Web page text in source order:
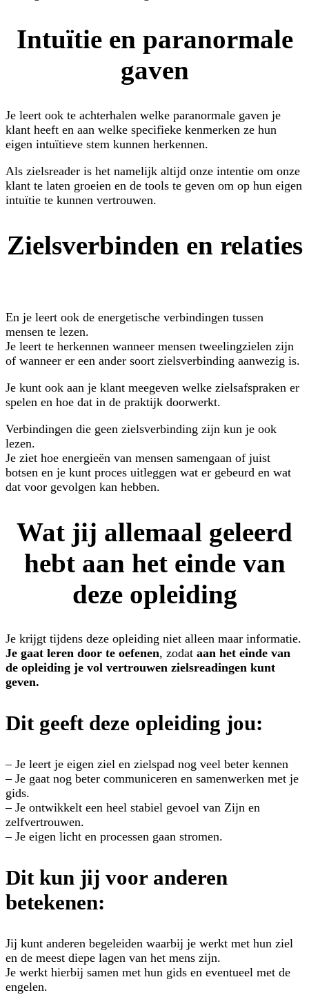
Intuïtie en paranormale
gaven
Je leert ook te achterhalen welke paranormale gaven je
klant heeft en aan welke specifieke kenmerken ze hun
eigen intuïtieve stem kunnen herkennen.
Als zielsreader is het namelijk altijd onze intentie om onze
klant te laten groeien en de tools te geven om op hun eigen
intuïtie te kunnen vertrouwen.
Zielsverbinden en relaties
En je leert ook de energetische verbindingen tussen
mensen te lezen.
Je leert te herkennen wanneer mensen tweelingzielen zijn
of wanneer er een ander soort zielsverbinding aanwezig is.
Je kunt ook aan je klant meegeven welke zielsafspraken er
spelen en hoe dat in de praktijk doorwerkt.
Verbindingen die geen zielsverbinding zijn kun je ook
lezen.
Je ziet hoe energieën van mensen samengaan of juist
botsen en je kunt proces uitleggen wat er gebeurd en wat
dat voor gevolgen kan hebben.
Wat jij allemaal geleerd
hebt aan het einde van
deze opleiding
Je krijgt tijdens deze opleiding niet alleen maar informatie.
Je gaat leren door te oefenen, zodat aan het einde van
de opleiding je vol vertrouwen zielsreadingen kunt
geven.
Dit geeft deze opleiding jou:
– Je leert je eigen ziel en zielspad nog veel beter kennen
– Je gaat nog beter communiceren en samenwerken met je
gids.
– Je ontwikkelt een heel stabiel gevoel van Zijn en
zelfvertrouwen.
– Je eigen licht en processen gaan stromen.
Dit kun jij voor anderen
betekenen:
Jij kunt anderen begeleiden waarbij je werkt met hun ziel
en de meest diepe lagen van het mens zijn.
Je werkt hierbij samen met hun gids en eventueel met de
engelen.